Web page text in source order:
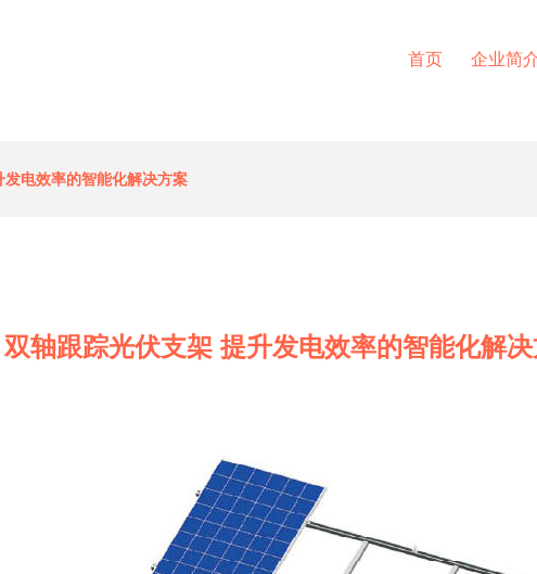
首页 企业简
电效率的智能化解决方案
双轴跟踪光伏支架 提升发电效率的智能化解